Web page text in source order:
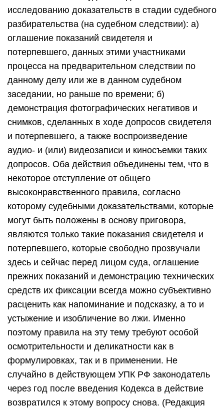
исследованию доказательств в стадии судебного
разбирательства (на судебном следствии): а)
оглашение показаний свидетеля и
потерпевшего, данных этими участниками
процесса на предварительном следствии по
данному делу или же в данном судебном
заседании, но раньше по времени; б)
демонстрация фотографических негативов и
снимков, сделанных в ходе допросов свидетеля
и потерпевшего, а также воспроизведение
аудио- и (или) видеозаписи и киносъемки таких
допросов. Оба действия объединены тем, что в
некоторое отступление от общего
высоконравственного правила, согласно
которому судебными доказательствами, которые
могут быть положены в основу приговора,
являются только такие показания свидетеля и
потерпевшего, которые свободно прозвучали
здесь и сейчас перед лицом суда, оглашение
прежних показаний и демонстрацию технических
средств их фиксации всегда можно субъективно
расценить как напоминание и подсказку, а то и
устыжение и изобличение во лжи. Именно
поэтому правила на эту тему требуют особой
осмотрительности и деликатности как в
формулировках, так и в применении. Не
случайно в действующем УПК РФ законодатель
через год после введения Кодекса в действие
возвратился к этому вопросу снова. (Редакция